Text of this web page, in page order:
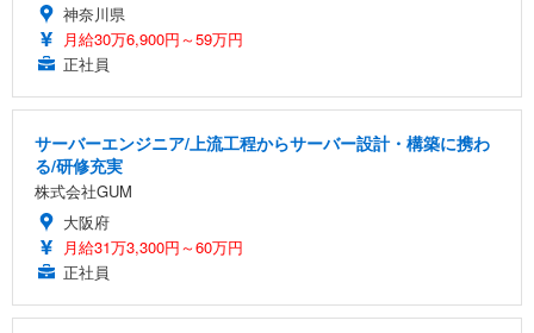
神奈川県
月給30万6,900円～59万円
正社員
サーバーエンジニア/上流工程からサーバー設計・構築に携わ
る/研修充実
株式会社GUM
大阪府
月給31万3,300円～60万円
正社員